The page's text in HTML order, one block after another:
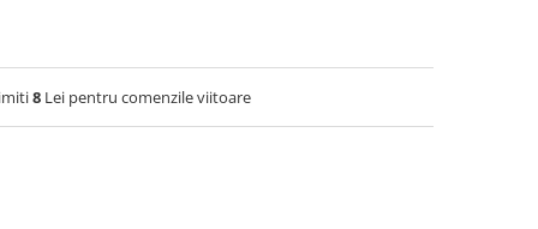
8 Lei pentru comenzile viitoare